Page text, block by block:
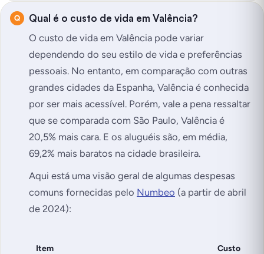
Qual é o custo de vida em Valência?
O custo de vida em Valência pode variar
dependendo do seu estilo de vida e preferências
pessoais. No entanto, em comparação com outras
grandes cidades da Espanha, Valência é conhecida
por ser mais acessível. Porém, vale a pena ressaltar
que se comparada com São Paulo, Valência é
20,5% mais cara. E os aluguéis são, em média,
69,2% mais baratos na cidade brasileira.
Aqui está uma visão geral de algumas despesas
comuns fornecidas pelo Numbeo (a partir de abril
de 2024):
Item Custo